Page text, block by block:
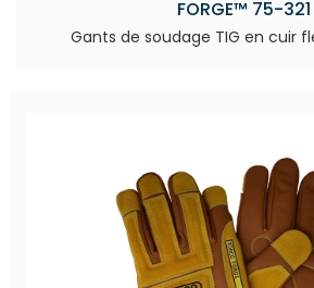
FORGE™ 75-321
Gants de soudage TIG en cuir